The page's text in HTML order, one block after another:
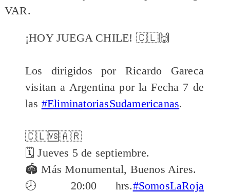
VAR.
¡HOY JUEGA CHILE! 🇨🇱🙌
Los dirigidos por Ricardo Gareca
visitan a Argentina por la Fecha 7 de
las #EliminatoriasSudamericanas.
🇨🇱🆚🇦🇷
🗓️ Jueves 5 de septiembre.
🏟️ Más Monumental, Buenos Aires.
🕗 20:00 hrs.#SomosLaRoja